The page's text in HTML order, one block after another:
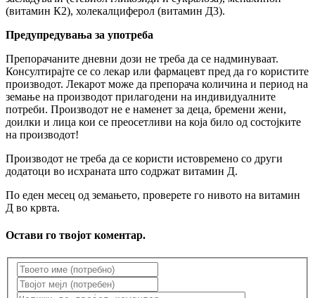
(витамин К2), холекалциферол (витамин Д3).
Предупредувања за употреба
Препорачаните дневни дози не треба да се надминуваат.
Консултирајте се со лекар или фармацевт пред да го користите
производот. Лекарот може да препорача количина и период на
земање на производот прилагодени на индивидуалните
потреби. Производот не е наменет за деца, бремени жени,
доилки и лица кои се преосетливи на која било од состојките
на производот!
Производот не треба да се користи истовремено со други
додатоци во исхраната што содржат витамин Д.
По еден месец од земањето, проверете го нивото на витамин
Д во крвта.
Остави го твојот коментар.